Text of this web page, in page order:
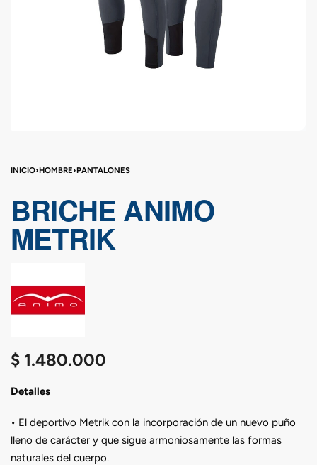
INICIO›HOMBRE›PANTALONES
BRICHE ANIMO
METRIK
$ 1.480.000
Detalles
• El deportivo Metrik con la incorporación de un nuevo puño
lleno de carácter y que sigue armoniosamente las formas
naturales del cuerpo.